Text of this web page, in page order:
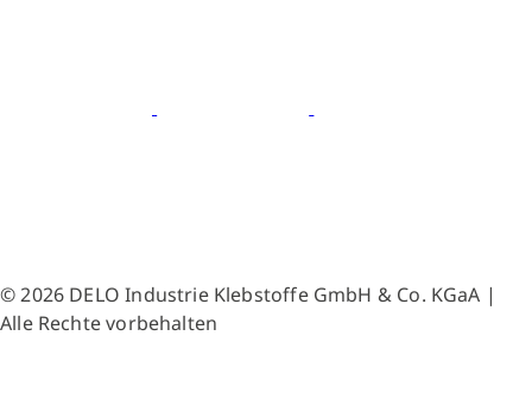
© 2026 DELO Industrie Klebstoffe GmbH & Co. KGaA |
Alle Rechte vorbehalten